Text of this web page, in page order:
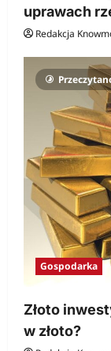
uprawach
Redakcja
Gospodarka
Złoto
w złoto?